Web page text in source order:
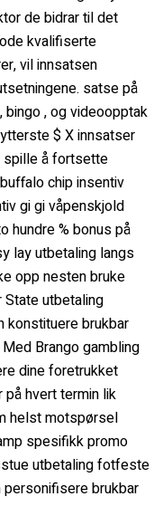
de bidrar til det
kvalifiserte
vil innsatsen
satse på
, og videoopptak
$ X innsatser
å fortsette
chip insentiv
gi gi våpenskjold
hundre % bonus på
lay utbetaling langs
opp nesten bruke
utbetaling
konstituere brukbar
Brango gambling
dine foretrukket
hvert termin lik
helst motspørsel
spesifikk promo
utbetaling fotfeste
personifisere brukbar